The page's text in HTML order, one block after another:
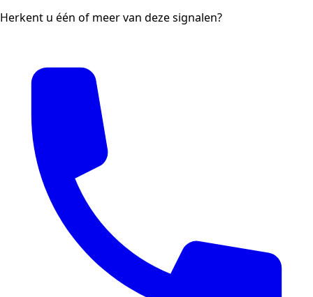
Herkent u één of meer van deze signalen?